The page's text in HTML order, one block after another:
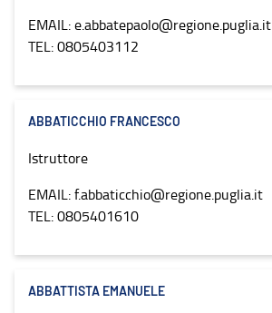
EMAIL: e.abbatepaolo@regione.puglia.it
TEL: 0805403112
ABBATICCHIO FRANCESCO
Istruttore
EMAIL: f.abbaticchio@regione.puglia.it
TEL: 0805401610
ABBATTISTA EMANUELE